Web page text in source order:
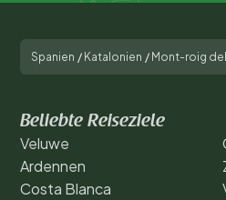
Spanien / Katalonien / Mont-roig
Beliebte Reiseziele
Veluwe
Ardennen
Costa Blanca